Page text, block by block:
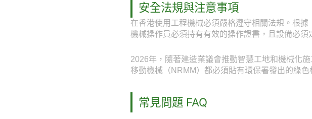
安全法規與注意事項
在香港使用工程機械必須嚴格遵守相關法規。根
機械操作員必須持有有效的操作證書，且設備必須
2026年，隨著建造業議會推動智慧工地和機械化
移動機械（NRMM）都必須貼有環保署發出的綠色
常見問題 FAQ